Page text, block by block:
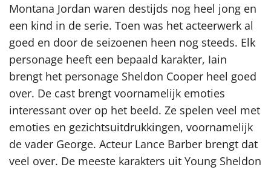
Montana Jordan waren destijds nog heel jong en
een kind in de serie. Toen was het acteerwerk al
goed en door de seizoenen heen nog steeds. Elk
personage heeft een bepaald karakter, Iain
brengt het personage Sheldon Cooper heel goed
over. De cast brengt voornamelijk emoties
interessant over op het beeld. Ze spelen veel met
emoties en gezichtsuitdrukkingen, voornamelijk
de vader George. Acteur Lance Barber brengt dat
veel over. De meeste karakters uit Young Sheldon